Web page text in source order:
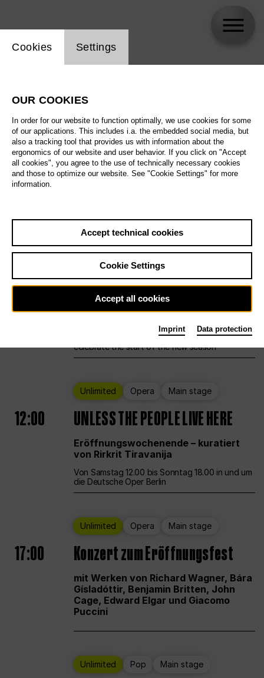
All artistic fields
All locations
All features
Sat29.8.
Ballet Main stage Staatsballett Berlin
12:00 Eröffnungswochenende
Deutsche Oper Berlin opens its doors to
celebrate the start of the new season
Unlimited Opera Main stage
12:00 UNLESS THE PEOPLE LIVE HERE
Eröffnungswochenende – kuratiert
von Rirkrit Tiravanija
Von Samstag 12.00 bis Sonntag 18.00 in und um
die Deutsche Oper Berlin
Unlimited Opera Main stage
17:00 Konzert zum Eröffnungsfest
mit Werken von Richard Wagner, Bára
Gísladóttir, Benjamin Britten, John
Cage, Edward Elgar und Giacomo
Puccini
Unlimited Pop Main stage
Website cookie setting
Cookies Settings
OUR COOKIES
In order for our website to function optimally, we use cookies for some
of our applications. This includes i.a. the embedded social media, but
also a tracking tool that provides us with information about the
ergonomics of our website and user behavior. If you click on "Accept
all cookies", you agree to the use of technically necessary cookies
and those to optimize our website. See "Cookie Settings" for more
information.
Accept technical cookies
Cookie Settings
Accept all cookies
Imprint Data protection